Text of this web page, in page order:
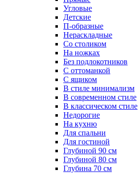
Угловые
Детские
П-образные
Нераскладные
Со столиком
На ножках
Без подлокотников
С оттоманкой
С ящиком
В стиле минимализм
В современном стиле
В классическом стиле
Недорогие
На кухню
Для спальни
Для гостиной
Глубиной 90 см
Глубиной 80 см
Глубина 70 см